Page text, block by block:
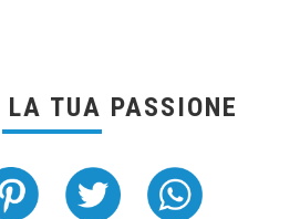
TUA PASSIONE